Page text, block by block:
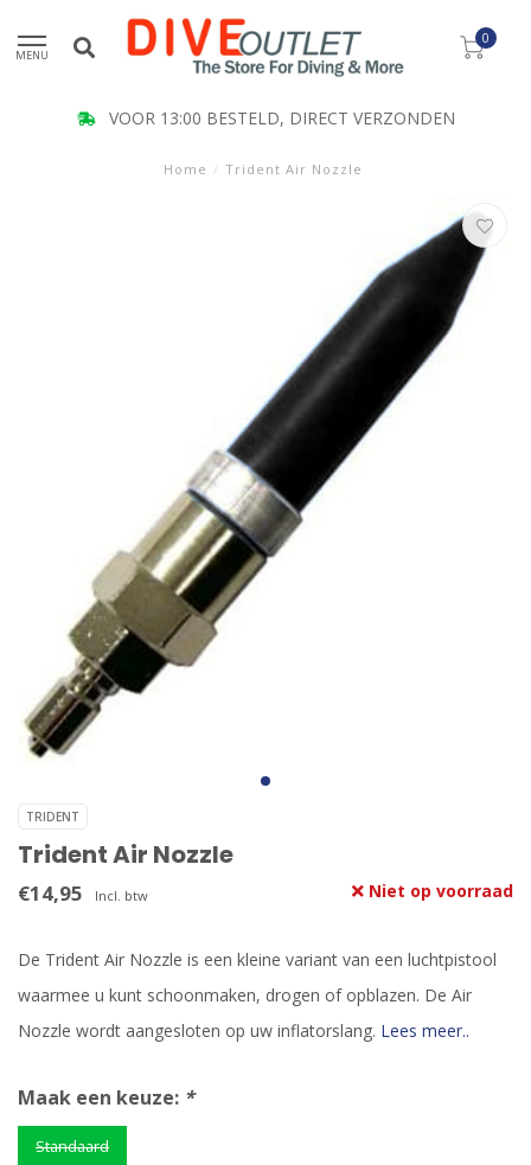
MENU
0
VOOR 13:00 BESTELD, DIRECT VERZONDEN
Home / Trident Air Nozzle
TRIDENT
Trident Air Nozzle
€14,95 Incl. btw Niet op voorraad
De Trident Air Nozzle is een kleine variant van een luchtpistool
waarmee u kunt schoonmaken, drogen of opblazen. De Air
Nozzle wordt aangesloten op uw inflatorslang. Lees meer..
Maak een keuze: *
Standaard